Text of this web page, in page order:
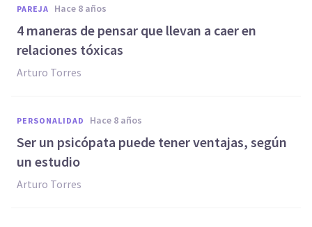
PAREJA hace 8 años
4 maneras de pensar que llevan a caer en
relaciones tóxicas
Arturo Torres
PERSONALIDAD hace 8 años
Ser un psicópata puede tener ventajas, según
un estudio
Arturo Torres